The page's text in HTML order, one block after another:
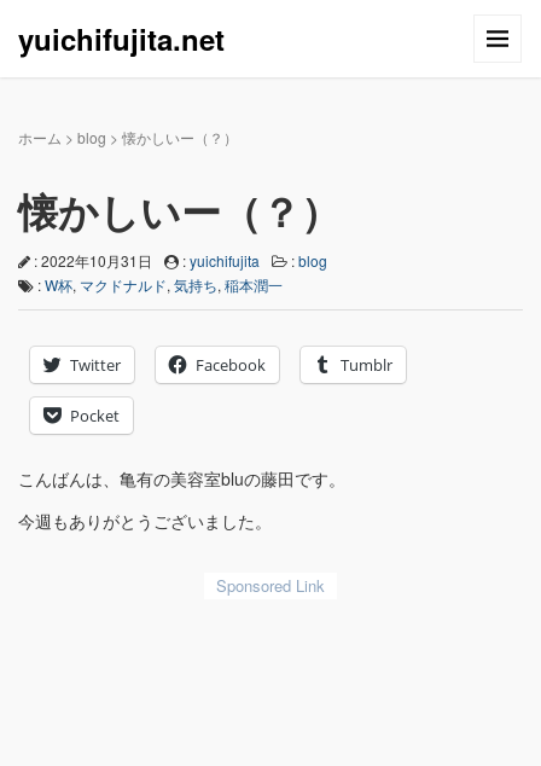
yuichifujita.net
ホーム > blog > 懐かしいー（？）
懐かしいー（？）
: 2022年10月31日 :yuichifujita :blog
:W杯, マクドナルド, 気持ち, 稲本潤一
Twitter Facebook Tumblr
Pocket
こんばんは、亀有の美容室bluの藤田です。
今週もありがとうございました。